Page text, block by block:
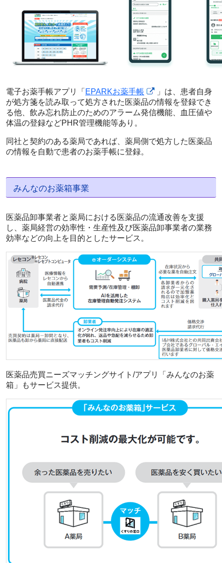
電子お薬手帳アプリ「 EPARKお薬手帳
」は、患者自身
が処方箋を読み取って処方された医薬品の情報を登録でき
る他、飲み忘れ防止のためのアラーム発信機能、血圧値や
体温の登録などPHR管理機能等あり。
同社と契約のある薬局であれば、薬局側で処方した医薬品
の情報を自動で患者のお薬手帳に登録。
みんなのお薬箱事業
医薬品卸事業者と薬局における医薬品の流通改善を支援
し、薬局経営の効率性・生産性及び医薬品卸事業者の業務
効率などの向上を目的としたサービス。
医薬品売買ニーズマッチングサイト/アプリ「みんなのお薬
箱」もサービス提供。